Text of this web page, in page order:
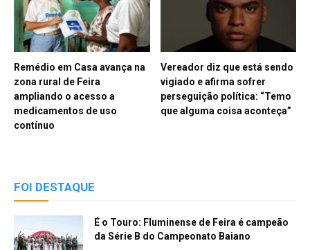
Remédio em Casa avança na
zona rural de Feira
ampliando o acesso a
medicamentos de uso
contínuo
Vereador diz que está sendo
vigiado e afirma sofrer
perseguição política: “Temo
que alguma coisa aconteça”
FOI DESTAQUE
É o Touro: Fluminense de Feira é campeão
da Série B do Campeonato Baiano